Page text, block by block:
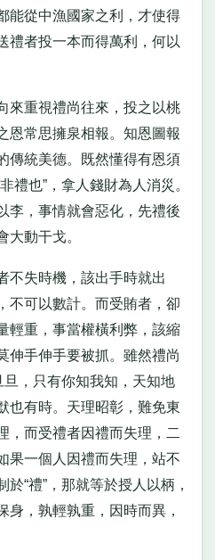
能從中漁國家之利，才使得
禮者投一本而得萬利，何以
重視禮尚往來，投之以桃
恩常思擁泉相報。知恩圖報
傳統美德。既然懂得有恩須
禮也”，拿人錢財為人消災。
李，事情就會惡化，先禮後
大動干戈。
失時機，該出手時就出
不可以數計。而受賄者，卻
輕重，事當權橫利弊，該縮
伸手伸手要被抓。雖然禮尚
旦，只有你知我知，天知地
也有時。天理昭彰，難免東
，而受禮者因禮而失理，二
果一個人因禮而失理，站不
“禮”，那就等於授人以柄，
身，孰輕孰重，因時而異，